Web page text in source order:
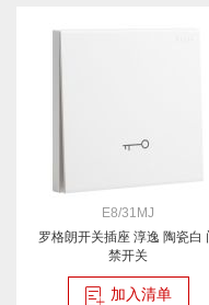
E8/31MJ
罗格朗开关插座 淳逸 陶瓷白
禁开关
加入清单